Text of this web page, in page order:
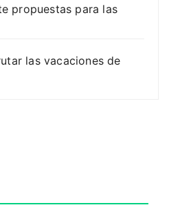
propuestas para las
las vacaciones de